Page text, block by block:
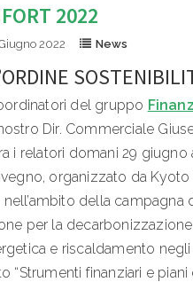
2022
2022 News
del gruppo
Dir. Commerciale
i relatori domani 29 giugno
organizzato da
della campagna
per la decarbonizzazione:
e riscaldamento negli
“Strumenti finanziari e piani